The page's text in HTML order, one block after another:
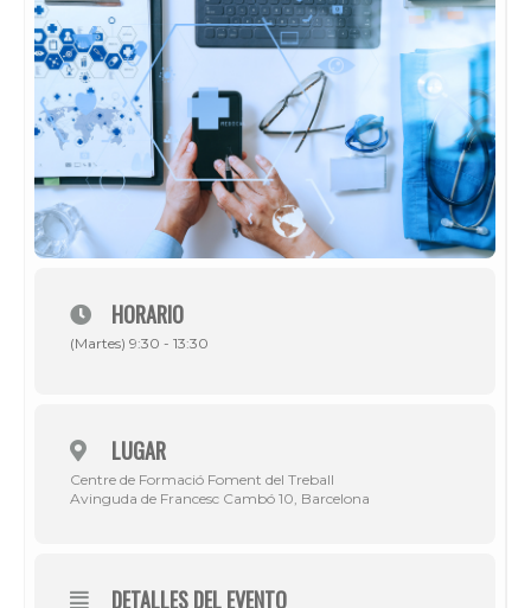
HORARIO
(Martes) 9:30 - 13:30
LUGAR
Centre de Formació Foment del Treball
Avinguda de Francesc Cambó 10, Barcelona
DETALLES DEL EVENTO